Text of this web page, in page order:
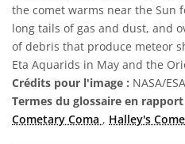
the comet warms near the Sun
long tails of gas and dust, and
of debris that produce meteor
Eta Aquarids in May and the
Crédits pour l'image : NASA/
Termes du glossaire en rapport
Cometary Coma , Halley's